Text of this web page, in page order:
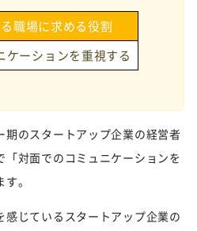
職場に求める役割
ケーションを重視する
期のスタートアップ企業の経営者
対面でのコミュニケーションを
。
感じているスタートアップ企業の